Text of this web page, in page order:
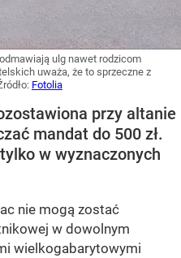
ulg nawet rodzicom
uważa, że to sprzeczne z
Fotolia
przy altanie
mandat do 500 zł.
w wyznaczonych
nie mogą zostać
w dowolnym
wielkogabarytowymi